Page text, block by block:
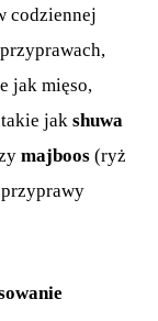
codziennej
jak mięso,
jak shuwa
majboos (ryż